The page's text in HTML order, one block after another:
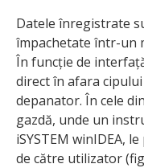
Datele înregistrate
împachetate într-un
În funcție de
direct în afara
depanator. În cele
gazdă, unde un
iSYSTEM winIDEA,
de către utilizator